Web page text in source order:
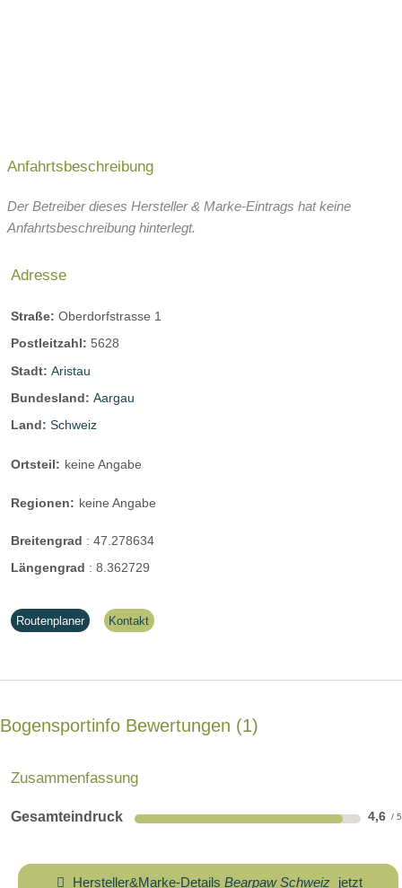
Anfahrtsbeschreibung
Der Betreiber dieses Hersteller & Marke-Eintrags hat keine
Anfahrtsbeschreibung hinterlegt.
Adresse
Straße: Oberdorfstrasse 1
Postleitzahl: 5628
Stadt: Aristau
Bundesland: Aargau
Land: Schweiz
Ortsteil: keine Angabe
Regionen: keine Angabe
Breitengrad : 47.278634
Längengrad : 8.362729
Routenplaner Kontakt
Bogensportinfo Bewertungen 1
Zusammenfassung
Gesamteindruck 4,6
Hersteller&Marke-Details Bearpaw Schweiz jetzt